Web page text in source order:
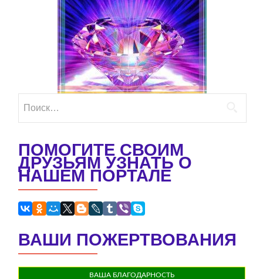
ПОМОГИТЕ СВОИМ
ДРУЗЬЯМ УЗНАТЬ О
НАШЕМ ПОРТАЛЕ
ВАШИ ПОЖЕРТВОВАНИЯ
ВАША БЛАГОДАРНОСТЬ